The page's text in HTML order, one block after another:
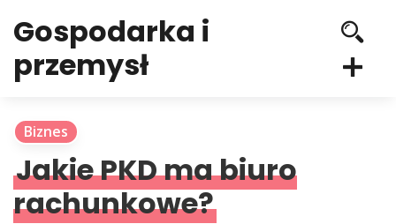
Gospodarka i
przemysł
Biznes
Jakie PKD ma biuro
rachunkowe?